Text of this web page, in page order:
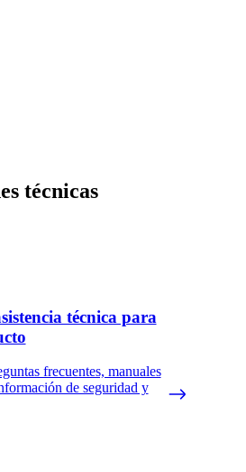
técnicas
técnica para
frecuentes, manuales
de seguridad y